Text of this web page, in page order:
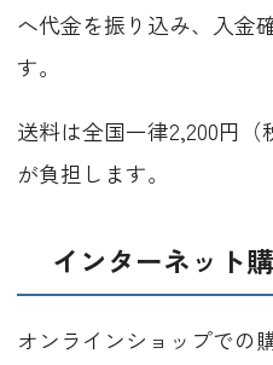
へ代金を振り込み、入金
す。
送料は全国一律2,200円
が負担します。
インターネット
オンラインショップでの